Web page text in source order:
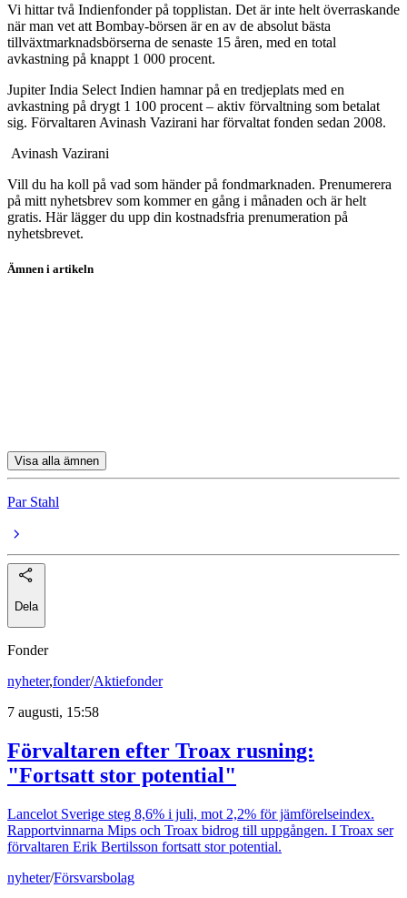
Vi hittar två Indienfonder på topplistan. Det är inte helt överraskande
när man vet att Bombay-börsen är en av de absolut bästa
tillväxtmarknadsbörserna de senaste 15 åren, med en total
avkastning på knappt 1 000 procent.
Jupiter India Select Indien hamnar på en tredjeplats med en
avkastning på drygt 1 100 procent – aktiv förvaltning som betalat
sig. Förvaltaren Avinash Vazirani har förvaltat fonden sedan 2008.
Avinash Vazirani
Vill du ha koll på vad som händer på fondmarknaden. Prenumerera
på mitt nyhetsbrev som kommer en gång i månaden och är helt
gratis. Här lägger du upp din kostnadsfria prenumeration på
nyhetsbrevet.
Ämnen i artikeln
Visa alla ämnen
Par Stahl
Dela
Fonder
nyheter,fonder/Aktiefonder
7 augusti, 15:58
Förvaltaren efter Troax rusning:
"Fortsatt stor potential"
Lancelot Sverige steg 8,6% i juli, mot 2,2% för jämförelseindex.
Rapportvinnarna Mips och Troax bidrog till uppgången. I Troax ser
förvaltaren Erik Bertilsson fortsatt stor potential.
nyheter/Försvarsbolag